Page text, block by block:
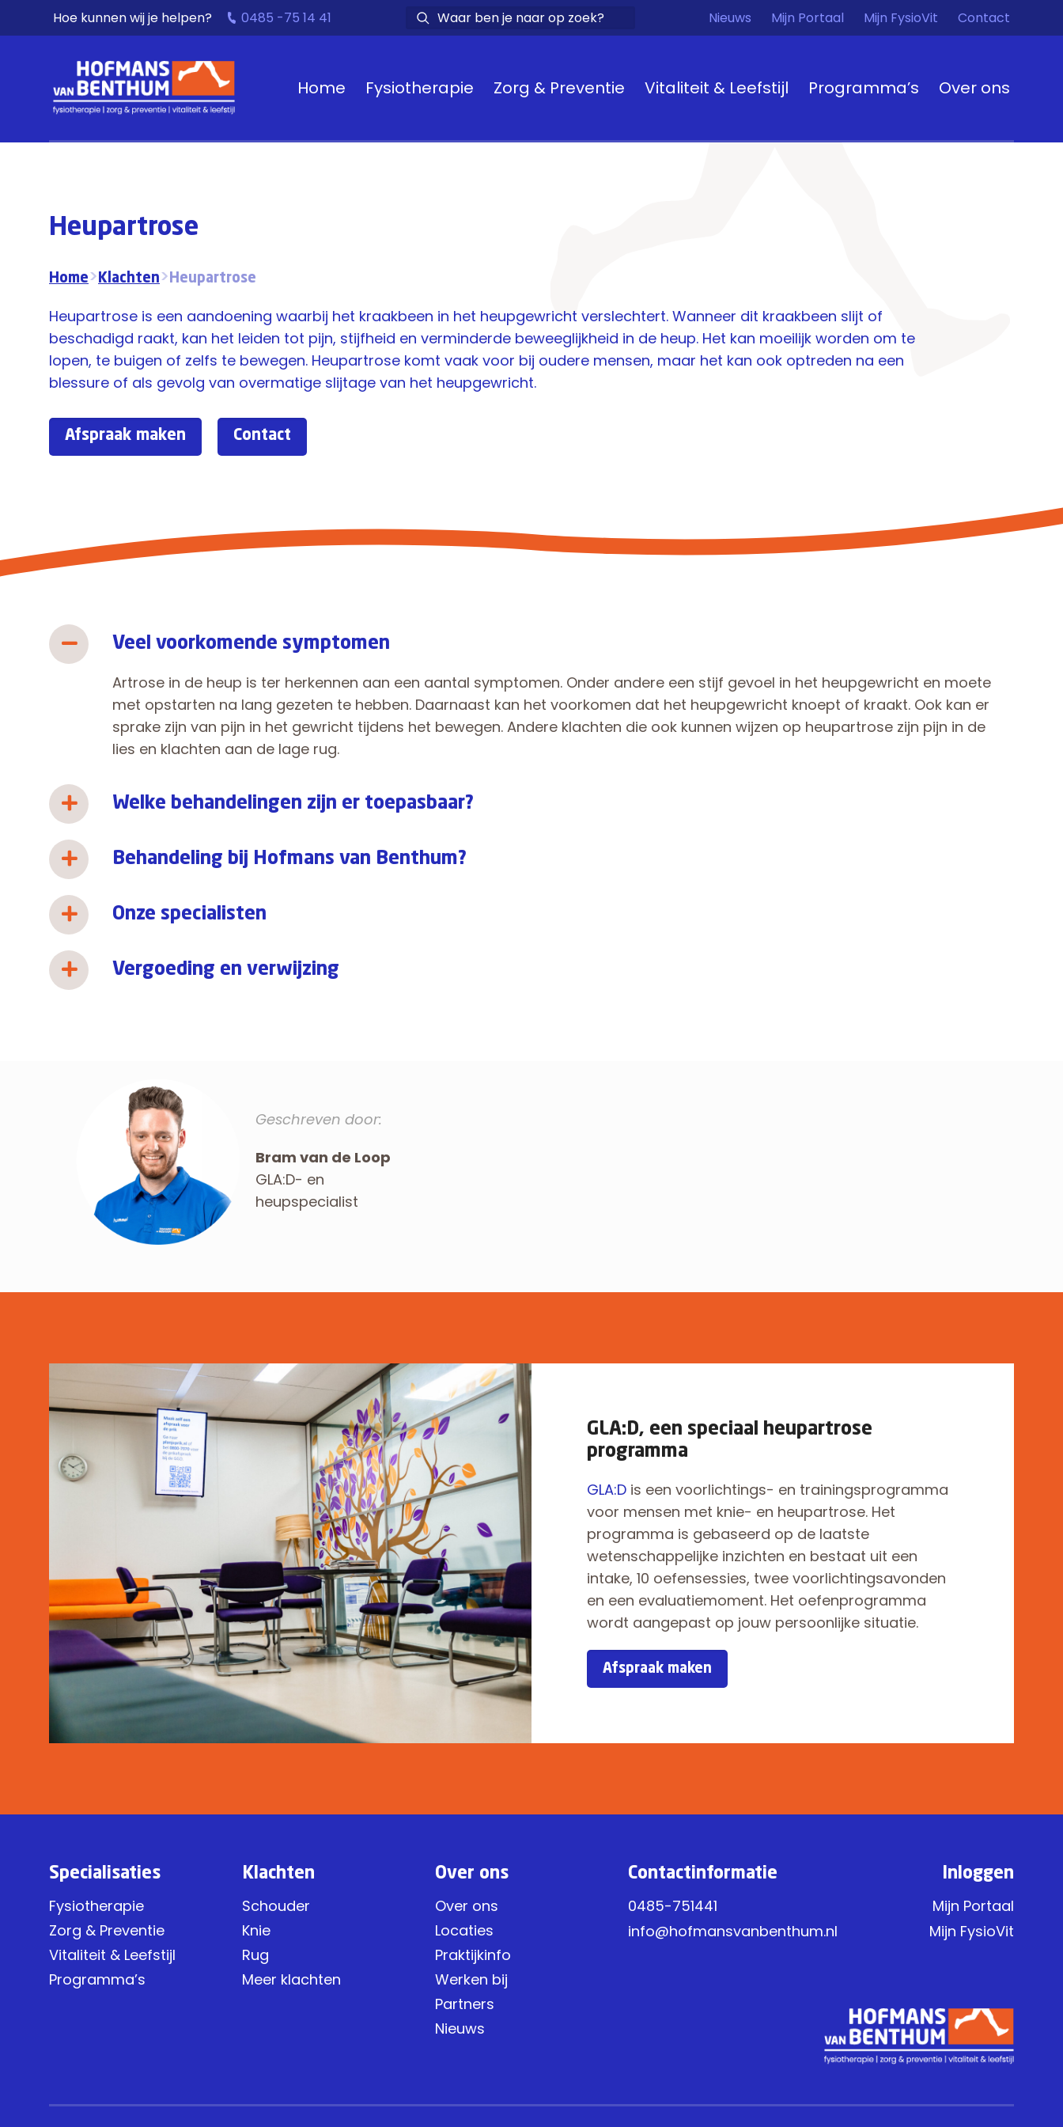
Hoe kunnen wij je helpen? 0485 -75 14 41 Nieuws Mijn Portaal Mijn FysioVit Contact
Home Fysiotherapie Zorg & Preventie Vitaliteit & Leefstijl Programma’s Over ons
Heupartrose
Home> Klachten> Heupartrose
Heupartrose is een aandoening waarbij het kraakbeen in het heupgewricht verslechtert. Wanneer dit kraakbeen slijt of
beschadigd raakt, kan het leiden tot pijn, stijfheid en verminderde beweeglijkheid in de heup. Het kan moeilijk worden om te
lopen, te buigen of zelfs te bewegen. Heupartrose komt vaak voor bij oudere mensen, maar het kan ook optreden na een
blessure of als gevolg van overmatige slijtage van het heupgewricht.
Afspraak maken Contact
Veel voorkomende symptomen
Artrose in de heup is ter herkennen aan een aantal symptomen. Onder andere een stijf gevoel in het heupgewricht en moete
met opstarten na lang gezeten te hebben. Daarnaast kan het voorkomen dat het heupgewricht knoept of kraakt. Ook kan er
sprake zijn van pijn in het gewricht tijdens het bewegen. Andere klachten die ook kunnen wijzen op heupartrose zijn pijn in de
lies en klachten aan de lage rug.
Welke behandelingen zijn er toepasbaar?
Behandeling bij Hofmans van Benthum?
Onze specialisten
Vergoeding en verwijzing
Geschreven door:
Bram van de Loop
GLA:D- en
heupspecialist
GLA:D, een speciaal heupartrose
programma
GLA:D is een voorlichtings- en trainingsprogramma
voor mensen met knie- en heupartrose. Het
programma is gebaseerd op de laatste
wetenschappelijke inzichten en bestaat uit een
intake, 10 oefensessies, twee voorlichtingsavonden
en een evaluatiemoment. Het oefenprogramma
wordt aangepast op jouw persoonlijke situatie.
Afspraak maken
Specialisaties
Fysiotherapie
Zorg & Preventie
Vitaliteit & Leefstijl
Programma’s
Klachten
Schouder
Knie
Rug
Meer klachten
Over ons
Over ons
Locaties
Praktijkinfo
Werken bij
Partners
Nieuws
Contactinformatie
0485-751441
info@hofmansvanbenthum.nl
Inloggen
Mijn Portaal
Mijn FysioVit